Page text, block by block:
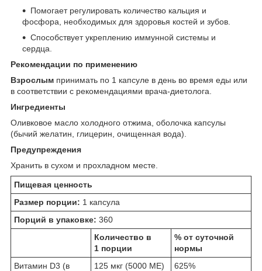
Помогает регулировать количество кальция и
фосфора, необходимых для здоровья костей и зубов.
Способствует укреплению иммунной системы и
сердца.
Рекомендации по применению
Взрослым принимать по 1 капсуле в день во время еды или
в соответствии с рекомендациями врача-диетолога.
Ингредиенты
Оливковое масло холодного отжима, оболочка капсулы
(бычий желатин, глицерин, очищенная вода).
Предупреждения
Хранить в сухом и прохладном месте.
Пищевая ценность
Размер порции: 1 капсула
Порций в упаковке: 360
Количество в
1 порции
% от суточной
нормы
Витамин D3 (в
125 мкг (5000 МЕ) 625%